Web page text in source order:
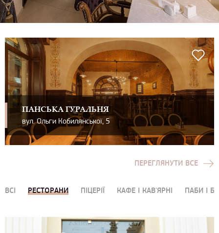
ПАНСЬКА ГУРАЛЬНЯ
вул. Ольги Кобилянської, 5
ПЕРЕГЛЯНУТИ ВСЕ
ВСІ РЕСТОРАНИ ПІЦЕРІЇ КАФЕ І КАВ'ЯРНІ ПАБИ І